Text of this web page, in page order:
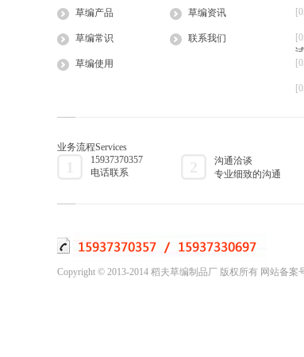
草编产品 草编资讯
草编常识 联系我们
草编使用
试
业务流程Services
15937370357
电话联系
沟通洽谈
专业细致的沟通
Copyright © 2013-2014 稻夫草编制品厂 版权所有 网站备案